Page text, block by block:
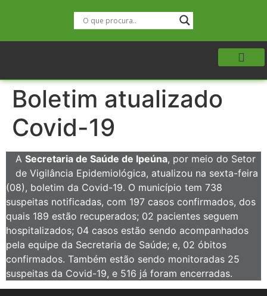
Boletim atualizado
Covid-19
A Secretaria de Saúde de Ipeúna, por meio do Setor
de Vigilância Epidemiológica, atualizou na sexta-feira
(08), boletim da Covid-19. O município tem 738
suspeitas notificadas, com 197 casos confirmados, dos
quais 189 estão recuperados; 02 pacientes seguem
hospitalizados; 04 casos estão sendo acompanhados
pela equipe da Secretaria de Saúde; e, 02 óbitos
confirmados. Também estão sendo monitoradas 25
suspeitas da Covid-19, e 516 já foram encerradas.